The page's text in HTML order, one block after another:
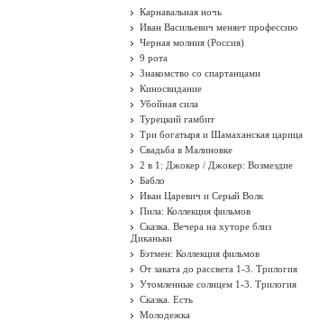
Карнавальная ночь
Иван Васильевич меняет профессию
Черная молния (Россия)
9 рота
Знакомство со спартанцами
Киносвидание
Убойная сила
Турецкий гамбит
Три богатыря и Шамаханская царица
Свадьба в Малиновке
2 в 1: Джокер / Джокер: Возмездие
Бабло
Иван Царевич и Серый Волк
Пила: Коллекция фильмов
Сказка. Вечера на хуторе близ
Диканьки
Бэтмен: Коллекция фильмов
От заката до рассвета 1-3. Трилогия
Утомленные солнцем 1-3. Трилогия
Сказка. Есть
Молодежка